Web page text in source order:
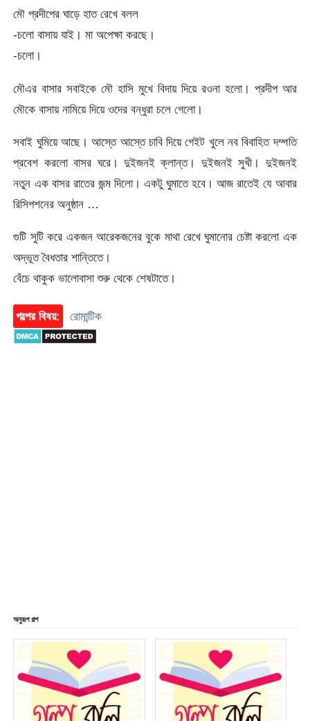
মৌ প্রদীপের ঘাড়ে হাত রেখে বলল
-চলো বাসায় যাই। মা অপেক্ষা করছে।
-চলো।
মৌএর বাসার সবাইকে মৌ হাসি মুখে বিদায় দিয়ে রওনা হলো। প্রদীপ আর
মৌকে বাসায় নামিয়ে দিয়ে ওদের বন্ধুরা চলে গেলো।
সবাই ঘুমিয়ে আছে। আস্তে আস্তে চাবি দিয়ে গেইট খুলে নব বিবাহিত দম্পতি
প্রবেশ করলো বাসর ঘরে। দুইজনই ক্লান্ত। দুইজনই সুখী। দুইজনই
নতুন এক বাসর রাতের জন্ম দিলো। একটু ঘুমাতে হবে। আজ রাতেই যে আবার
রিসিপশনের অনুষ্ঠান …
গুটি সুটি করে একজন আরেকজনের বুকে মাথা রেখে ঘুমানোর চেষ্টা করলো এক
অদ্ভূত বৈধতার শান্তিতে।
বেঁচে থাকুক ভালোবাসা শুরু থেকে শেষটাতে।
গল্পের বিষয়: রোমান্টিক
অনুরূপ গল্প